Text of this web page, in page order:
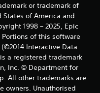
or trademark of
States of America and
1998 – 2025, Epic
of this software
Interactive Data
a registered trademark
Inc. © Department for
All other trademarks are
owners. Unauthorised